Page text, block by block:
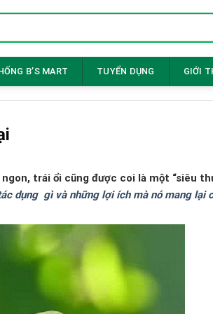
B’S MART TUYỂN DỤNG GIỚI
trái ổi cũng được coi là một “siêu
dụng gì và những lợi ích mà nó mang lại